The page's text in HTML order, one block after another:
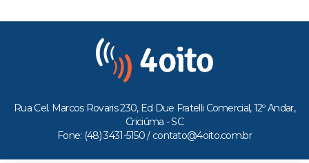
Rua Cel. Marcos Rovaris 230, Ed Due Fratelli Comercial, 12º Andar,
Criciúma - SC
Fone: (48) 3431-5150 / contato@4oito.com.br